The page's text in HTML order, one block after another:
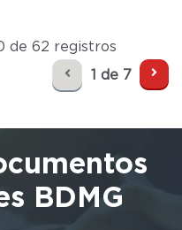
de 62 registros
1 de 7
BDMG